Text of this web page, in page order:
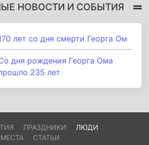
НОВОСТИ И СОБЫТИЯ
лет со дня смерти Георга Ом
дня рождения Георга Ома
235 лет
ПРАЗДНИКИ
ЛЮДИ
МЕСТА СТАТЬИ